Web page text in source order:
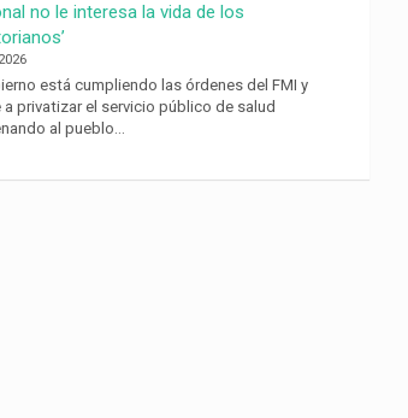
no le interesa la vida de los
está cumpliendo las órdenes del FMI y
a privatizar el servicio público de salud
al pueblo…